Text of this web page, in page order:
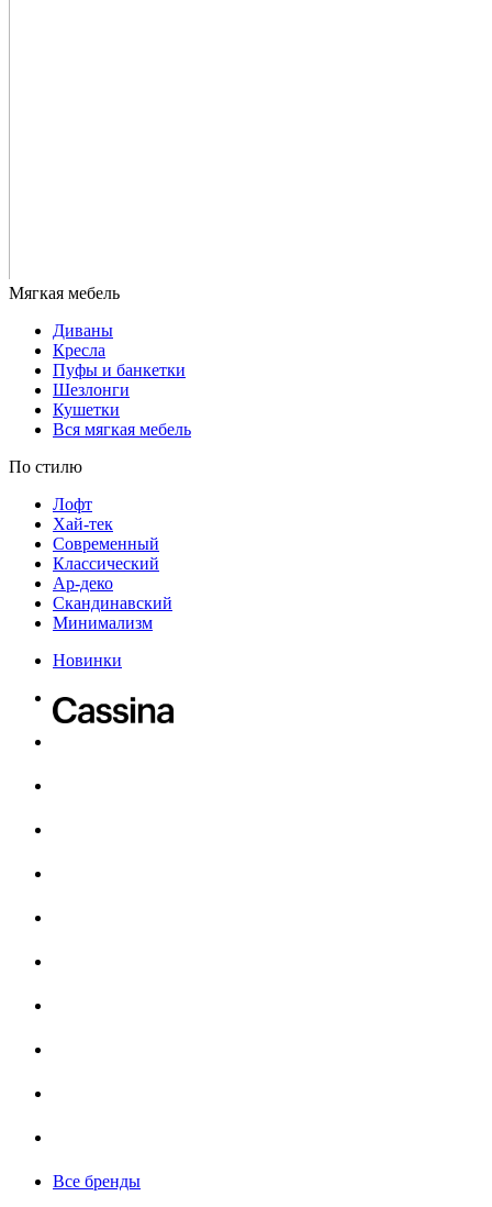
Диваны
Кресла
Пуфы и банкетки
Шезлонги
Кушетки